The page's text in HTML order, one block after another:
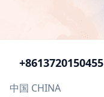
+8613720150455
中国 CHINA